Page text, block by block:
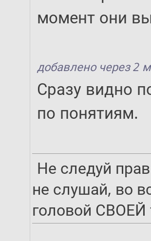
момент они
добавлено через 2
Сразу видно
по понятиям.
Не следуй
не слушай, во
головой